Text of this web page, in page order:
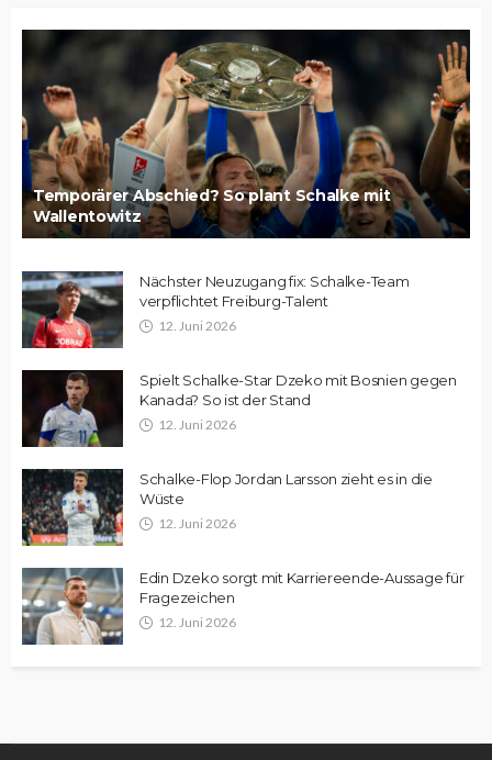
Temporärer Abschied? So plant Schalke mit
Wallentowitz
Nächster Neuzugang fix: Schalke-Team
verpflichtet Freiburg-Talent
12. Juni 2026
Spielt Schalke-Star Dzeko mit Bosnien gegen
Kanada? So ist der Stand
12. Juni 2026
Schalke-Flop Jordan Larsson zieht es in die
Wüste
12. Juni 2026
Edin Dzeko sorgt mit Karriereende-Aussage für
Fragezeichen
12. Juni 2026